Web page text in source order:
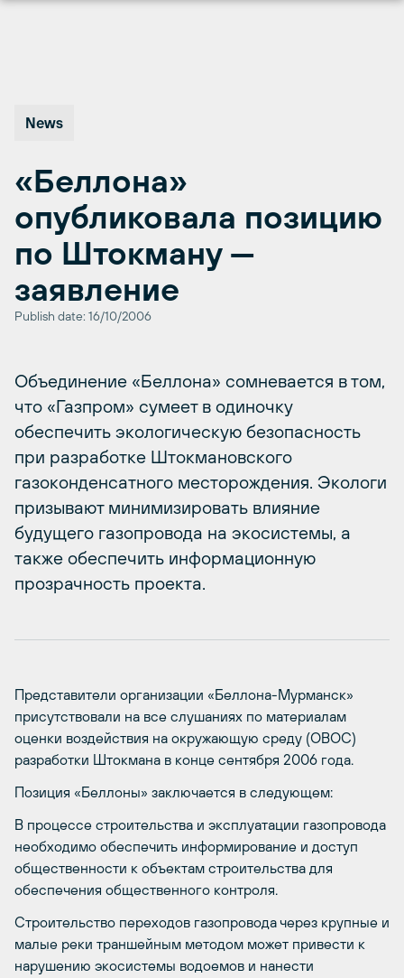
News
«Беллона»
опубликовала позицию
по Штокману —
заявление
Publish date: 16/10/2006
Объединение «Беллона» сомневается в том,
что «Газпром» сумеет в одиночку
обеспечить экологическую безопасность
при разработке Штокмановского
газоконденсатного месторождения. Экологи
призывают минимизировать влияние
будущего газопровода на экосистемы, а
также обеспечить информационную
прозрачность проекта.
Представители организации «Беллона-Мурманск»
присутствовали на все слушаниях по материалам
оценки воздействия на окружающую среду (ОВОС)
разработки Штокмана в конце сентября 2006 года.
Позиция «Беллоны» заключается в следующем:
В процессе строительства и эксплуатации газопровода
необходимо обеспечить информирование и доступ
общественности к объектам строительства для
обеспечения общественного контроля.
Строительство переходов газопровода через крупные и
малые реки траншейным методом может привести к
нарушению экосистемы водоемов и нанести